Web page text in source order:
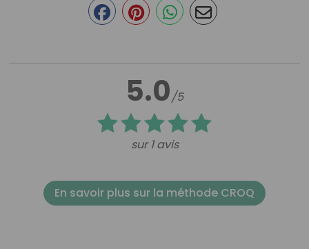
5.0/5
sur 1 avis
En savoir plus sur la méthode CROQ